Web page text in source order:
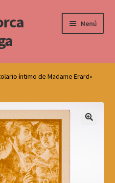
Menú
íntimo de Madame Erard»